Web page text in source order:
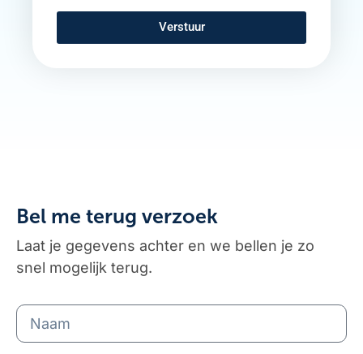
Verstuur
Bel me terug verzoek
Laat je gegevens achter en we bellen je zo
snel mogelijk terug.